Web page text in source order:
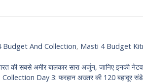
Budget And Collection, Masti 4 Budget
सबसे अमीर बालकार सारा अर्जुन, जानिए इनकी
Day 3: फरहान अख्तर की 120 बहादूर संडे